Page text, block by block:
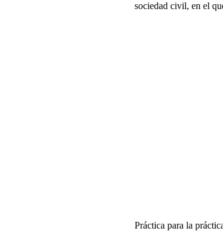
sociedad civil, en el
Práctica para la